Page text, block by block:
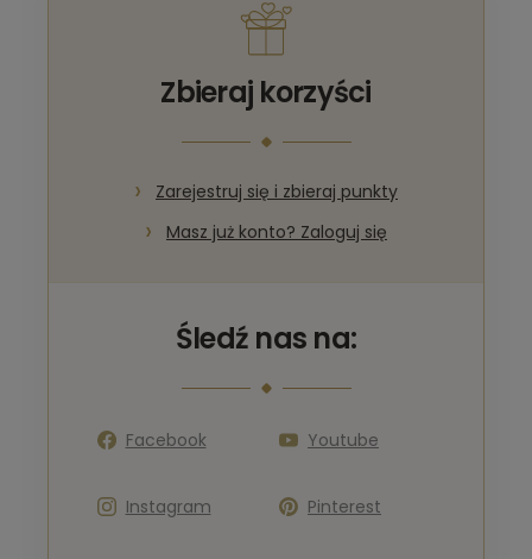
Zbieraj korzyści
Zarejestruj się i zbieraj punkty
Masz już konto? Zaloguj się
Śledź nas na:
Facebook Youtube
Instagram Pinterest